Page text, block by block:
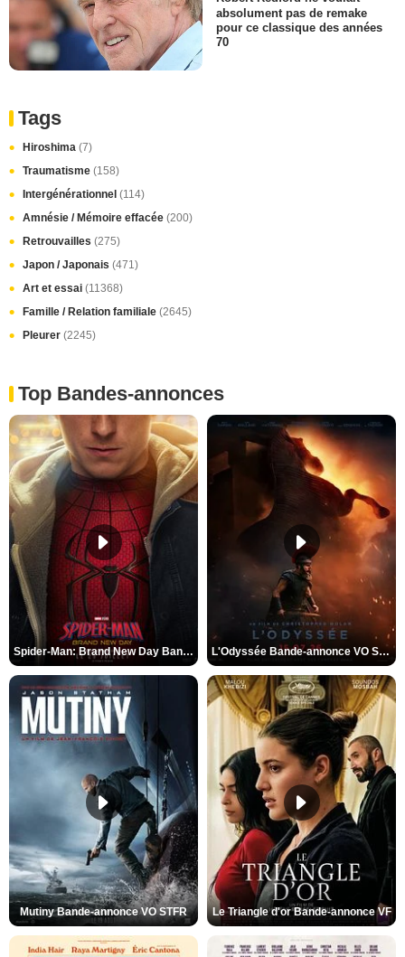
absolument pas de remake
pour ce classique des années
70
Tags
Hiroshima (7)
Traumatisme (158)
Intergénérationnel (114)
Amnésie / Mémoire effacée (200)
Retrouvailles (275)
Japon / Japonais (471)
Art et essai (11368)
Famille / Relation familiale (2645)
Pleurer (2245)
Top Bandes-annonces
Spider-Man: Brand New Day Bande-annonce VO STFR L'Odyssée Bande-annonce VO STFR
Mutiny Bande-annonce VO STFR Le Triangle d'or Bande-annonce VF